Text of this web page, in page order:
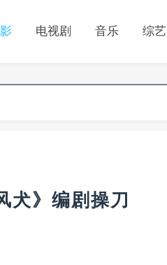
电视剧 音乐 综艺
犬》编剧操刀